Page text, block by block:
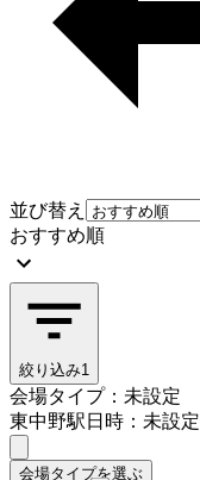
並び替え
おすすめ順
絞り込み1
会場タイプ：未設定
東中野駅日時：未設定
会場タイプを選ぶ